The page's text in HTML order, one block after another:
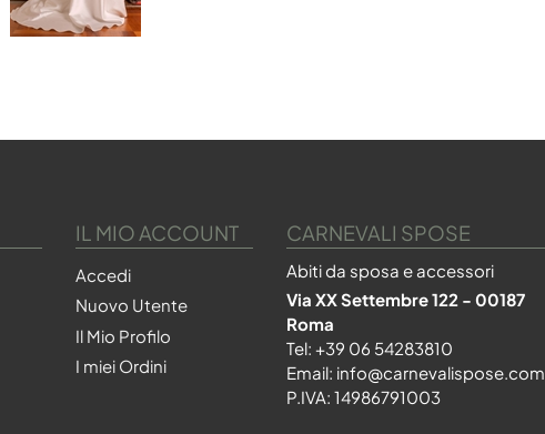
IL MIO ACCOUNT
Accedi
Nuovo Utente
Il Mio Profilo
I miei Ordini
CARNEVALI SPOSE
Abiti da sposa e accessori
Via XX Settembre 122 - 00187
Roma
Tel: +39 06 54283810
Email: info@carnevalispose.com
P.IVA: 14986791003